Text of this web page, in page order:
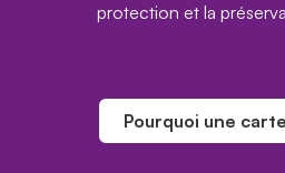
protection et la
Pourquoi une